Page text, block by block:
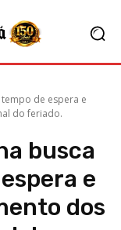
de espera e
do feriado.
busca
e
dos